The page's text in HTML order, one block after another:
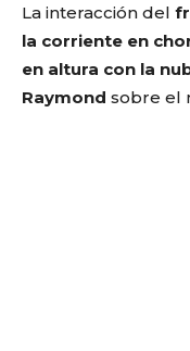
La interacción del
la corriente en
en altura con la
Raymond sobre el